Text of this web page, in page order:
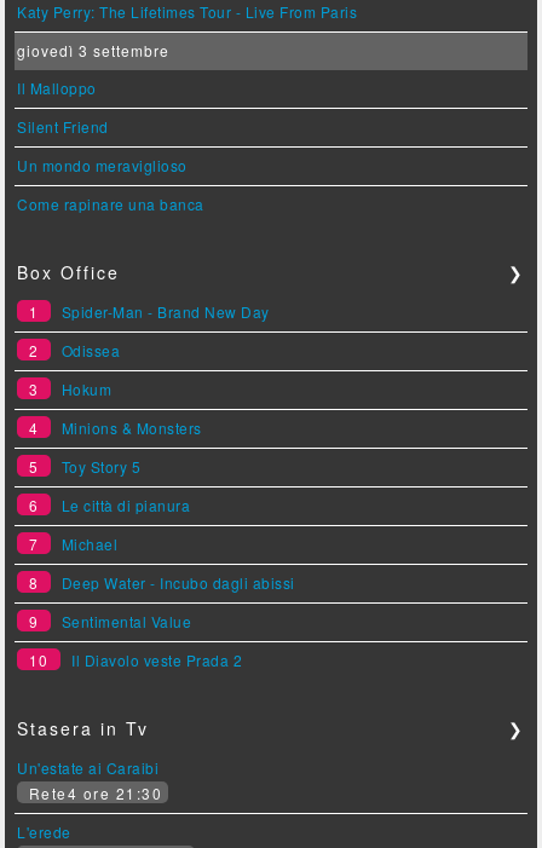
Katy Perry: The Lifetimes Tour - Live From Paris
giovedì 3 settembre
Il Malloppo
Silent Friend
Un mondo meraviglioso
Come rapinare una banca
Box Office ❯
1
Spider-Man - Brand New Day
2
Odissea
3
Hokum
4
Minions & Monsters
5
Toy Story 5
6
Le città di pianura
7
Michael
8
Deep Water - Incubo dagli abissi
9
Sentimental Value
10
Il Diavolo veste Prada 2
Stasera in Tv ❯
Un'estate ai Caraibi
Rete4 ore 21:30
L'erede